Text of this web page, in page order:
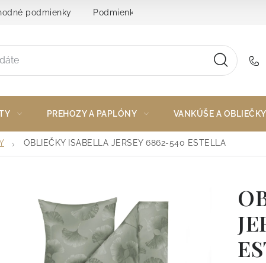
podmienky Podmienky ochrany osobných údajov
PREHOZY A PAPLÓNY VANKÚŠE A OBLIEČKY
OBLIEČKY ISABELLA JERSEY 6862-540 ESTELLA